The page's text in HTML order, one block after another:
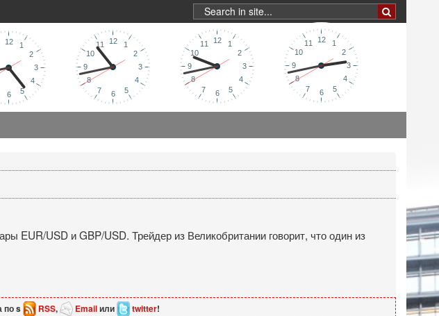
EUR/USD и GBP/USD. Трейдер из Великобритании говорит, что один из
по s RSS, Emailили twitter!